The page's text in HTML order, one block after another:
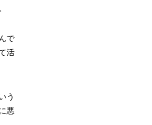
で
活
う
悪